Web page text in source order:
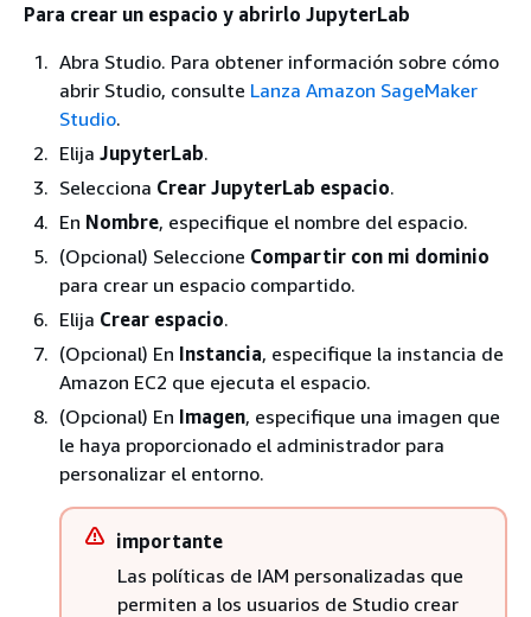
Para crear un espacio y abrirlo JupyterLab
Abra Studio. Para obtener información sobre cómo
abrir Studio, consulte Lanza Amazon SageMaker
Studio.
Elija JupyterLab.
Selecciona Crear JupyterLab espacio.
En Nombre, especifique el nombre del espacio.
(Opcional) Seleccione Compartir con mi dominio
para crear un espacio compartido.
Elija Crear espacio.
(Opcional) En Instancia, especifique la instancia de
Amazon EC2 que ejecuta el espacio.
(Opcional) En Imagen, especifique una imagen que
le haya proporcionado el administrador para
personalizar el entorno.
importante
Las políticas de IAM personalizadas que
permiten a los usuarios de Studio crear